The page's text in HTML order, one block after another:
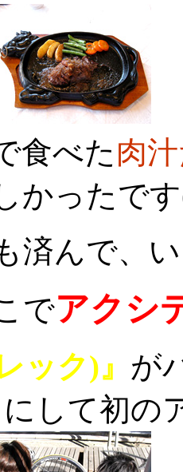
食べた 肉
かったで
済んで、
でアクシ
ック)』 が
して初の